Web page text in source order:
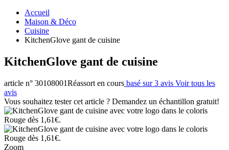
Accueil
Maison & Déco
Cuisine
KitchenGlove gant de cuisine
KitchenGlove gant de cuisine
article n° 30108001Réassort en cours basé sur 3 avis Voir tous les
avis
Vous souhaitez tester cet article ? Demandez un échantillon gratuit!
Zoom